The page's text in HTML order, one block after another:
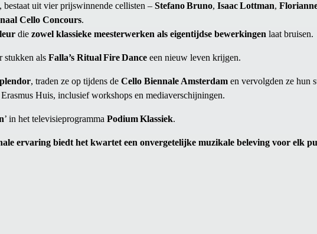
bestaat uit vier prijswinnende cellisten – Stefano Bruno, Isaac Lottman,
Cello Concours.
die zowel klassieke meesterwerken als eigentijdse bewerkingen laat bruisen.
stukken als Falla’s Ritual Fire Dance een nieuw leven krijgen.
, traden ze op tijdens de Cello Biennale Amsterdam en vervolgden ze hun
Huis, inclusief workshops en mediaverschijningen.
’ in het televisieprogramma Podium Klassiek.
ervaring biedt het kwartet een onvergetelijke muzikale beleving voor elk